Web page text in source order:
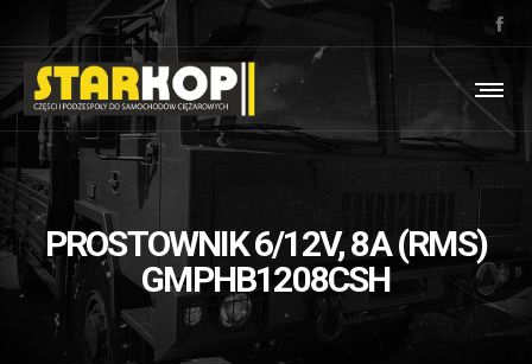
PROSTOWNIK 6/12V, 8A (RMS)
GMPHB1208CSH